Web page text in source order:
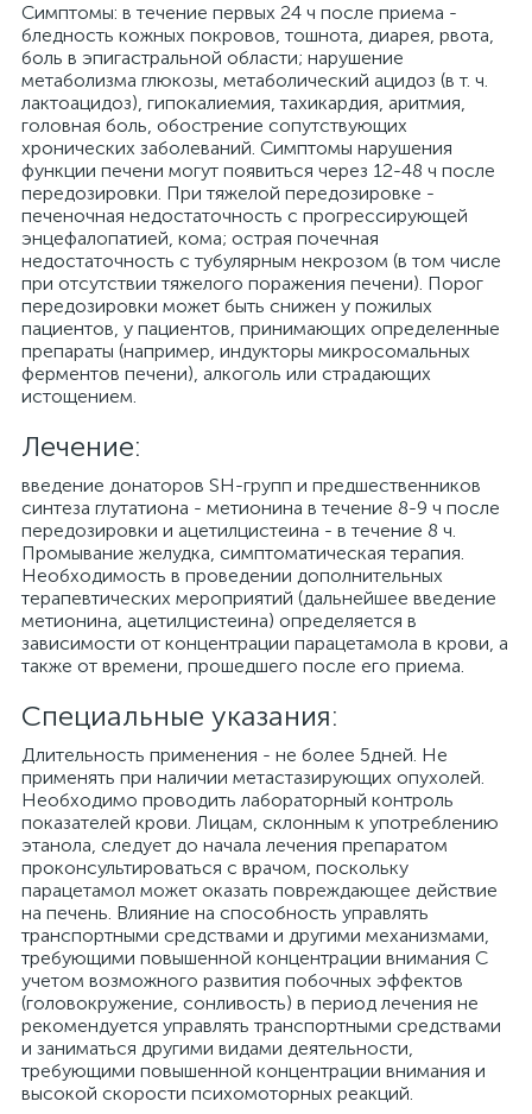
Симптомы: в течение первых 24 ч после приема -
бледность кожных покровов, тошнота, диарея, рвота,
боль в эпигастральной области; нарушение
метаболизма глюкозы, метаболический ацидоз (в т. ч.
лактоацидоз), гипокалиемия, тахикардия, аритмия,
головная боль, обострение сопутствующих
хронических заболеваний. Симптомы нарушения
функции печени могут появиться через 12-48 ч после
передозировки. При тяжелой передозировке -
печеночная недостаточность с прогрессирующей
энцефалопатией, кома; острая почечная
недостаточность с тубулярным некрозом (в том числе
при отсутствии тяжелого поражения печени). Порог
передозировки может быть снижен у пожилых
пациентов, у пациентов, принимающих определенные
препараты (например, индукторы микросомальных
ферментов печени), алкоголь или страдающих
истощением.
Лечение:
введение донаторов SH-групп и предшественников
синтеза глутатиона - метионина в течение 8-9 ч после
передозировки и ацетилцистеина - в течение 8 ч.
Промывание желудка, симптоматическая терапия.
Необходимость в проведении дополнительных
терапевтических мероприятий (дальнейшее введение
метионина, ацетилцистеина) определяется в
зависимости от концентрации парацетамола в крови, а
также от времени, прошедшего после его приема.
Специальные указания:
Длительность применения - не более 5дней. Не
применять при наличии метастазирующих опухолей.
Необходимо проводить лабораторный контроль
показателей крови. Лицам, склонным к употреблению
этанола, следует до начала лечения препаратом
проконсультироваться с врачом, поскольку
парацетамол может оказать повреждающее действие
на печень. Влияние на способность управлять
транспортными средствами и другими механизмами,
требующими повышенной концентрации внимания С
учетом возможного развития побочных эффектов
(головокружение, сонливость) в период лечения не
рекомендуется управлять транспортными средствами
и заниматься другими видами деятельности,
требующими повышенной концентрации внимания и
высокой скорости психомоторных реакций.